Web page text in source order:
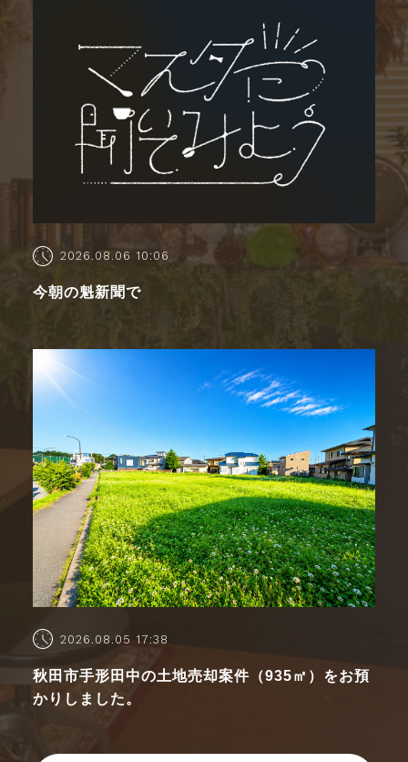
2026.08.06 10:06
今朝の魁新聞で
2026.08.05 17:38
秋田市手形田中の土地売却案件（935㎡）をお預
かりしました。